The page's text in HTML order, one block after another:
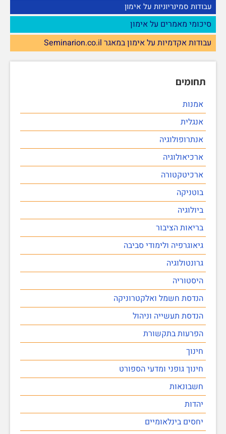
עבודות סמינריוניות על אימון
סיכומי מאמרים על אימון
עבודות אקדמיות על אימון במאגר Seminarion.co.il
תחומים
אמנות
אנגלית
אנתרופולוגיה
ארכיאולוגיה
ארכיטקטורה
בוטניקה
ביולוגיה
בריאות הציבור
גיאוגרפיה ולימודי סביבה
גרונטולוגיה
היסטוריה
הנדסת חשמל ואלקטרוניקה
הנדסת תעשייה וניהול
הפרעות בתקשורת
חינוך
חינוך גופני ומדעי הספורט
חשבונאות
יהדות
יחסים בינלאומיים